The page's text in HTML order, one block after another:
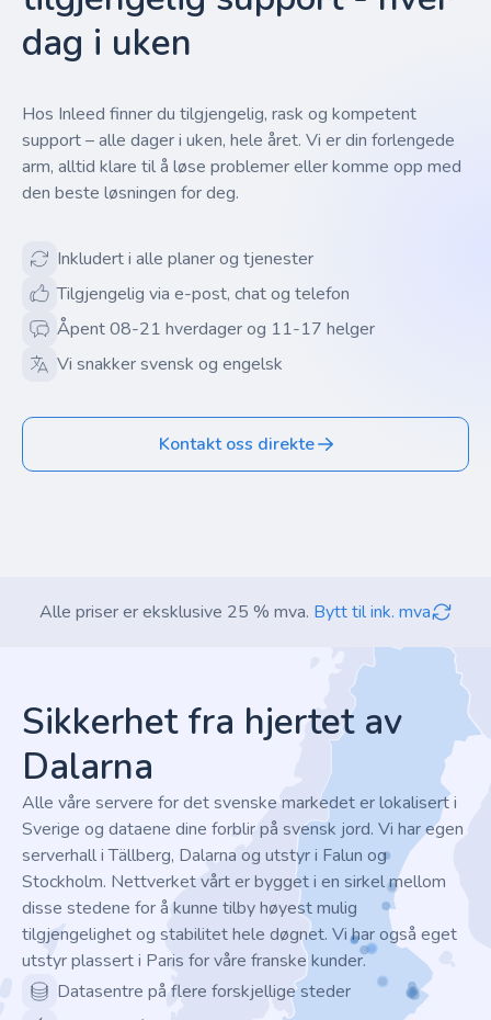
dag i uken
Hos Inleed finner du tilgjengelig, rask og kompetent
support – alle dager i uken, hele året. Vi er din forlengede
arm, alltid klare til å løse problemer eller komme opp med
den beste løsningen for deg.
Inkludert i alle planer og tjenester
Tilgjengelig via e-post, chat og telefon
Åpent 08-21 hverdager og 11-17 helger
Vi snakker svensk og engelsk
Kontakt oss direkte
Alle priser er eksklusive 25 % mva. Bytt til ink. mva
Sikkerhet fra hjertet av
Dalarna
Alle våre servere for det svenske markedet er lokalisert i
Sverige og dataene dine forblir på svensk jord. Vi har egen
serverhall i Tällberg, Dalarna og utstyr i Falun og
Stockholm. Nettverket vårt er bygget i en sirkel mellom
disse stedene for å kunne tilby høyest mulig
tilgjengelighet og stabilitet hele døgnet. Vi har også eget
utstyr plassert i Paris for våre franske kunder.
Datasentre på flere forskjellige steder